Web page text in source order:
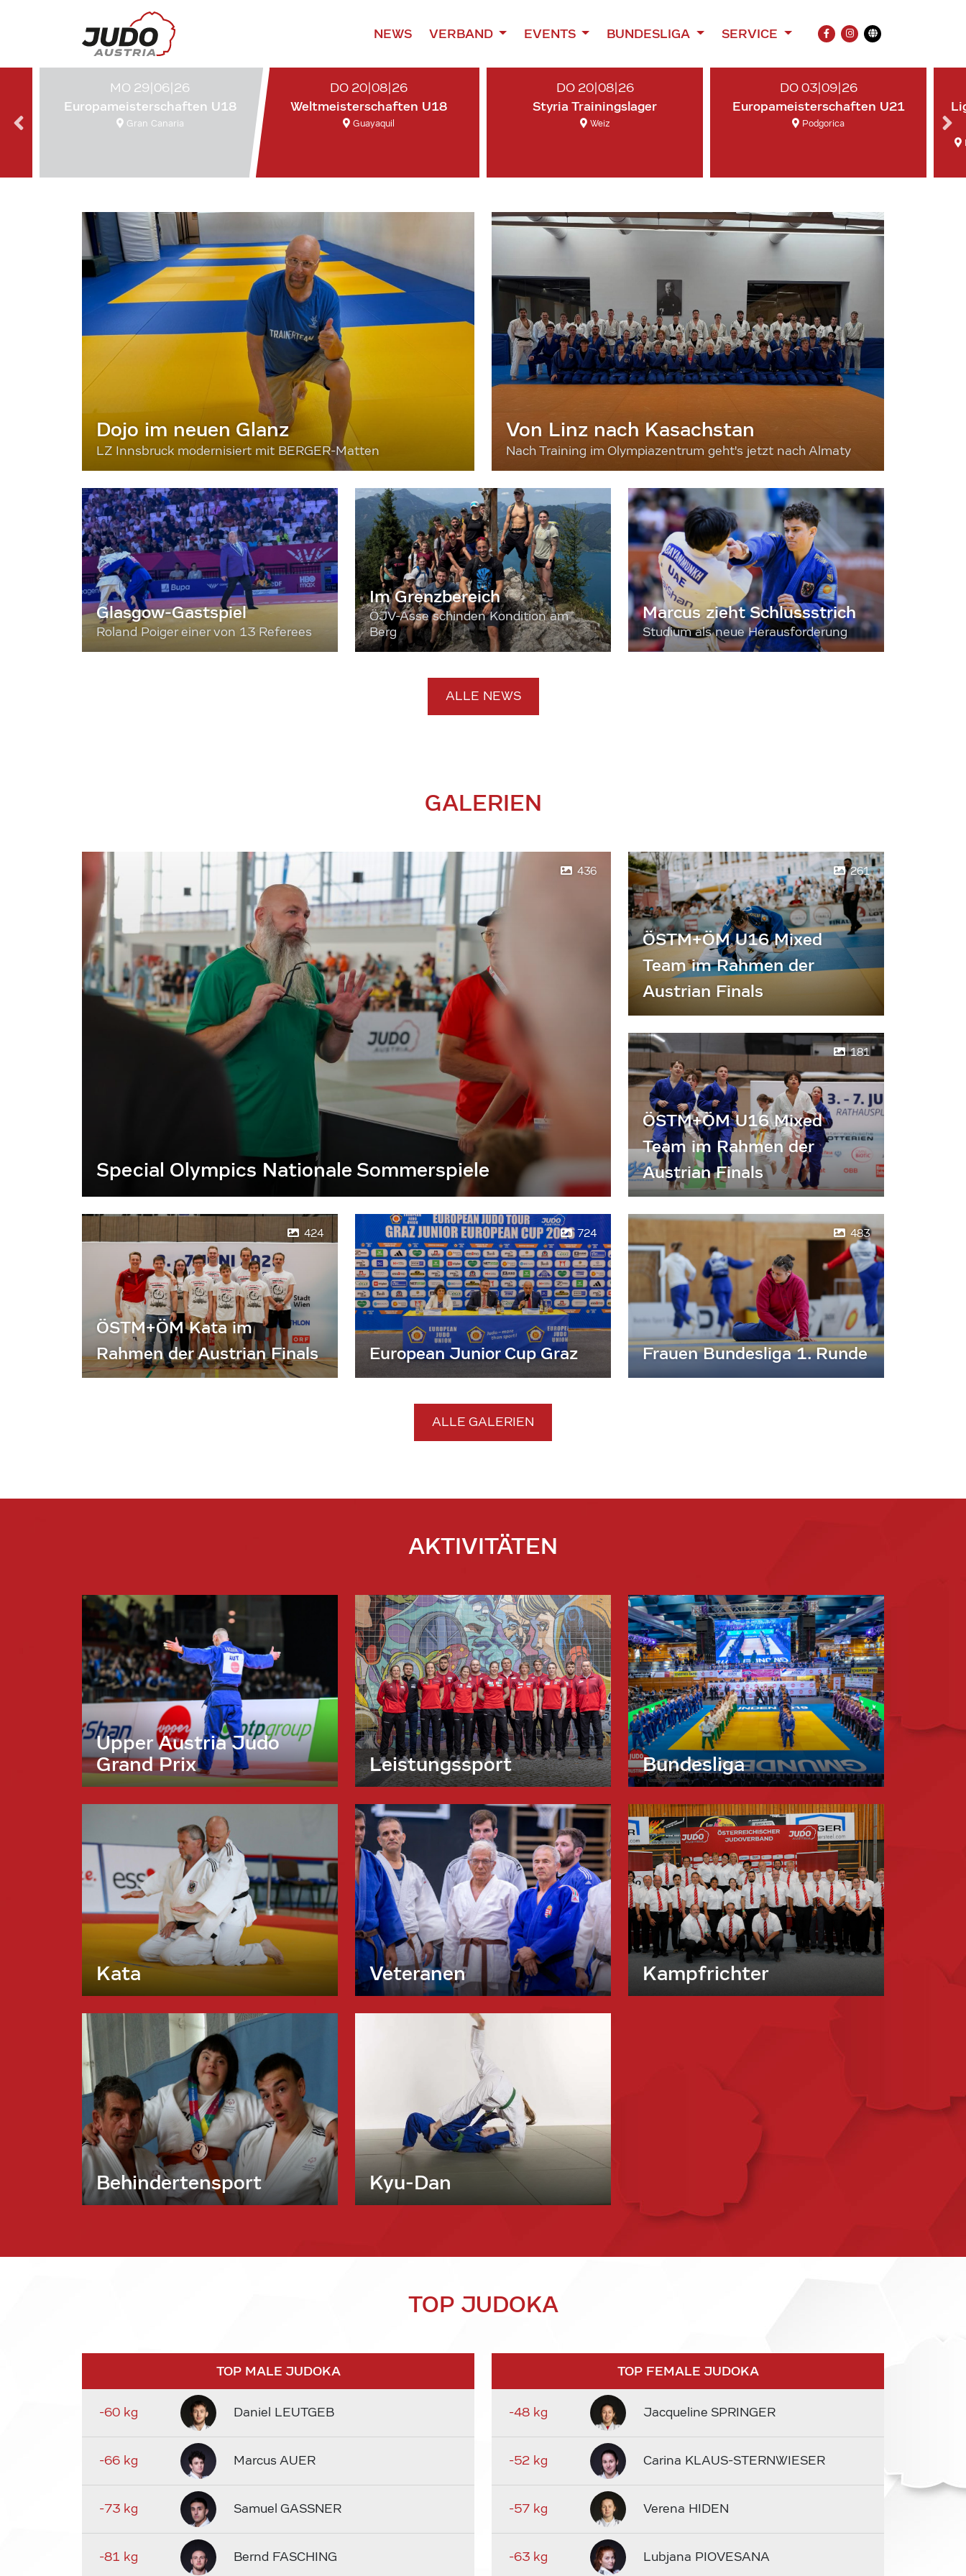
NEWS VERBAND EVENTS BUNDESLIGA SERVICE
FACEBOOK
INSTAGRAM
Übersetzung
MO 29|06|26
Europameisterschaften U18
Gran Canaria
DO 20|08|26
Weltmeisterschaften U18
Guayaquil
DO 20|08|26
Styria Trainingslager
Weiz
DO 03|09|26
Europameisterschaften U21
Podgorica
Dojo im neuen Glanz
LZ Innsbruck modernisiert mit BERGER-Matten
Von Linz nach Kasachstan
Nach Training im Olympiazentrum geht's jetzt nach Almaty
Glasgow-Gastspiel
Roland Poiger einer von 13 Referees
Im Grenzbereich
ÖJV-Asse schinden Kondition am
Berg
Marcus zieht Schlussstrich
Studium als neue Herausforderung
ALLE NEWS
GALERIEN
436
Special Olympics Nationale Sommerspiele
261
ÖSTM+ÖM U16 Mixed
Team im Rahmen der
Austrian Finals
181
ÖSTM+ÖM U16 Mixed
Team im Rahmen der
Austrian Finals
424
ÖSTM+ÖM Kata im
Rahmen der Austrian Finals
724
European Junior Cup Graz
483
Frauen Bundesliga 1. Runde
ALLE GALERIEN
AKTIVITÄTEN
Upper Austria Judo
Grand Prix
Leistungssport Bundesliga
Kata Veteranen Kampfrichter
Behindertensport Kyu-Dan
TOP JUDOKA
TOP MALE JUDOKA
-60 kg Daniel LEUTGEB
-66 kg Marcus AUER
-73 kg Samuel GASSNER
-81 kg Bernd FASCHING
TOP FEMALE JUDOKA
-48 kg Jacqueline SPRINGER
-52 kg Carina KLAUS-STERNWIESER
-57 kg Verena HIDEN
-63 kg Lubjana PIOVESANA